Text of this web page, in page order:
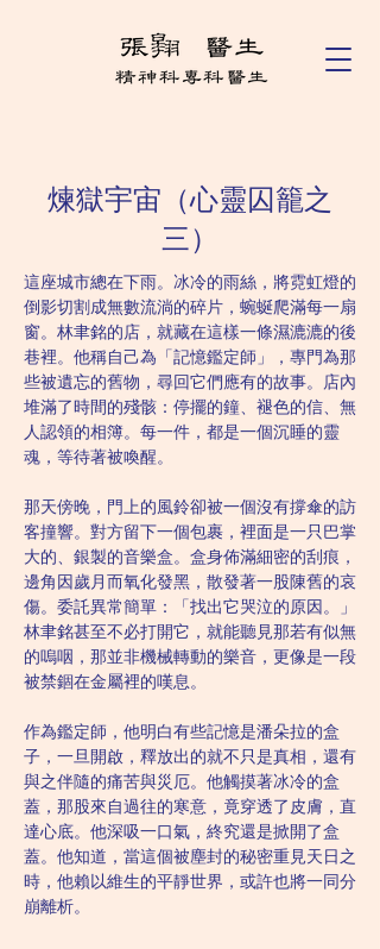
煉獄宇宙（心靈囚籠之
三）
這座城市總在下雨。冰冷的雨絲，將霓虹燈的
倒影切割成無數流淌的碎片，蜿蜒爬滿每一扇
窗。林聿銘的店，就藏在這樣一條濕漉漉的後
巷裡。他稱自己為「記憶鑑定師」，專門為那
些被遺忘的舊物，尋回它們應有的故事。店內
堆滿了時間的殘骸：停擺的鐘、褪色的信、無
人認領的相簿。每一件，都是一個沉睡的靈
魂，等待著被喚醒。
那天傍晚，門上的風鈴卻被一個沒有撐傘的訪
客撞響。對方留下一個包裹，裡面是一只巴掌
大的、銀製的音樂盒。盒身佈滿細密的刮痕，
邊角因歲月而氧化發黑，散發著一股陳舊的哀
傷。委託異常簡單：「找出它哭泣的原因。」
林聿銘甚至不必打開它，就能聽見那若有似無
的嗚咽，那並非機械轉動的樂音，更像是一段
被禁錮在金屬裡的嘆息。
作為鑑定師，他明白有些記憶是潘朵拉的盒
子，一旦開啟，釋放出的就不只是真相，還有
與之伴隨的痛苦與災厄。他觸摸著冰冷的盒
蓋，那股來自過往的寒意，竟穿透了皮膚，直
達心底。他深吸一口氣，終究還是掀開了盒
蓋。他知道，當這個被塵封的秘密重見天日之
時，他賴以維生的平靜世界，或許也將一同分
崩離析。